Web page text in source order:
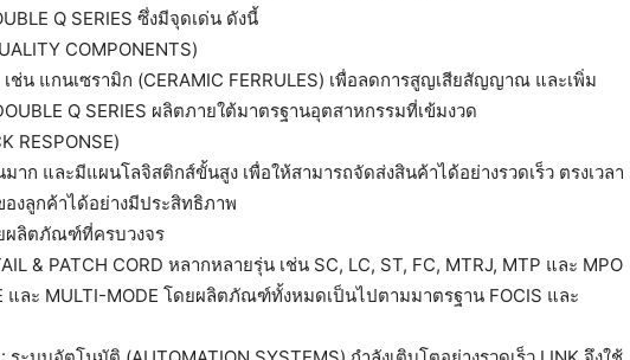
Q SERIES ซึ่งมีจุดเด่น ดังนี้
COMPONENTS)
ช่น แกนเซรามิก (CERAMIC FERRULES) เพื่อลดการสูญเสียสัญญาณ และเพิ่ม
Q SERIES ผลิตภายใต้มาตรฐานอุตสาหกรรมที่เข้มงวด
RESPONSE)
าก และมีแผนโลจิสติกส์ขั้นสูง เพื่อให้สามารถจัดส่งสินค้าได้อย่างรวดเร็ว ตรงเวลา
งลูกค้าได้อย่างมีประสิทธิภาพ
ผลิตภัณฑ์ที่ครบวงจร
& PATCH CORD หลากหลายรุ่น เช่น SC, LC, ST, FC, MTRJ, MTP และ MPO
และ MULTI-MODE โดยผลิตภัณฑ์ทั้งหมดเป็นไปตามมาตรฐาน FOCIS และ